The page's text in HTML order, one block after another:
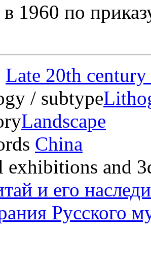
1960 по
Late 20th
/ subtype
Landscape
China
exhibitions and
и его
Русского